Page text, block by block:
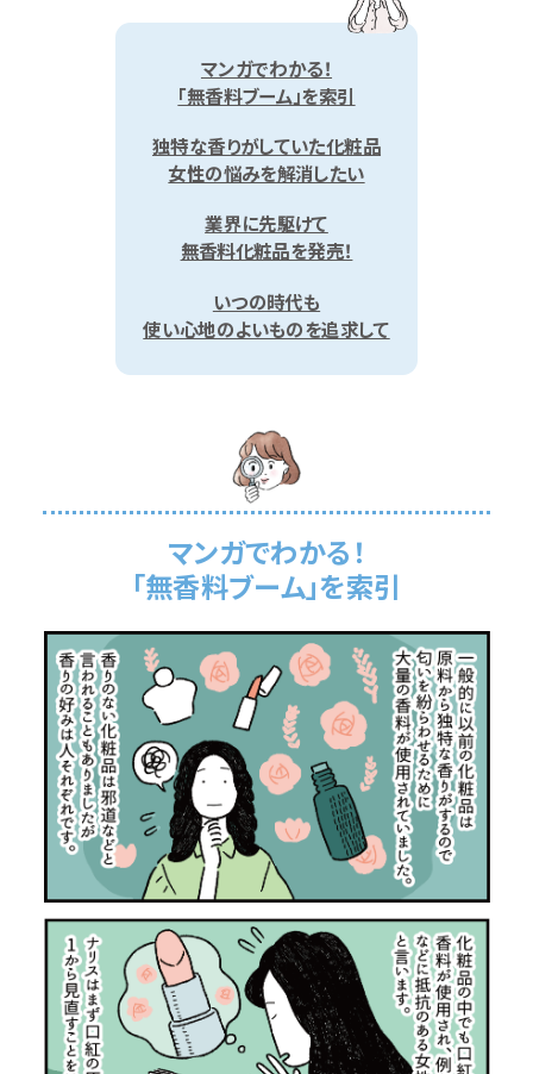
マンガでわかる！
「無香料ブーム」を索引
独特な香りがしていた化粧品
女性の悩みを解消したい
業界に先駆けて
無香料化粧品を発売！
いつの時代も
使い心地のよいものを追求して
マンガでわかる！
「無香料ブーム」を索引